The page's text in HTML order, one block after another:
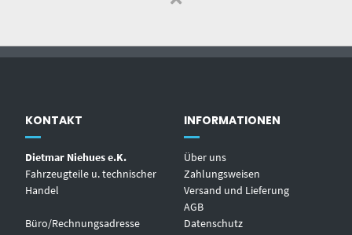
KONTAKT
Dietmar Niehues e.K.
Fahrzeugteile u. technischer
Handel
Büro/Rechnungsadresse
INFORMATIONEN
Über uns
Zahlungsweisen
Versand und Lieferung
AGB
Datenschutz